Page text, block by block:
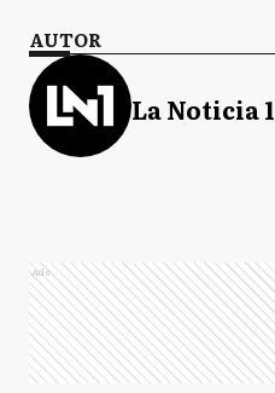
AUTOR
La Noticia 1
Ads